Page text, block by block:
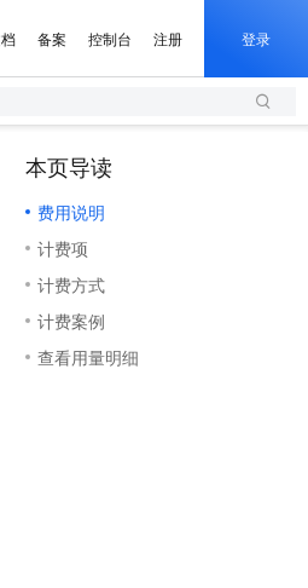
备案 控制台 注册 登录
本页导读
费用说明
计费项
计费方式
计费案例
查看用量明细
语音识别与合成
Qwen3-TTS-Flash
应用服务器
证书管理服务（原SSL证书）
全站HTTPS，呈现可信的WEB访问
服务
话生成原生可编辑精美 PPT 文稿
一句话想法, 轻松生成专业的 PPT
部署幻兽帕鲁游戏服务器
购买专属联机服务器，轻松开启游戏
工坊：一站式动画创作平台
生产连贯的高质量长漫剧
动
生产力先锋
实践拓展 AI 生产力的边界
天发布时刻
，即是所愿
实训营
础到进阶，Agent 创客手把手教你
阿里云 OPC 创新助力计划
Token 补贴，五大权
益加速 OPC 成功
服务
司注册
云迁移
伙伴合作计划
MaaS 服务伙伴赋能合作
伴信用分合作计划
多支持
作伙伴培训与认证
者社区
站
我们
园招聘